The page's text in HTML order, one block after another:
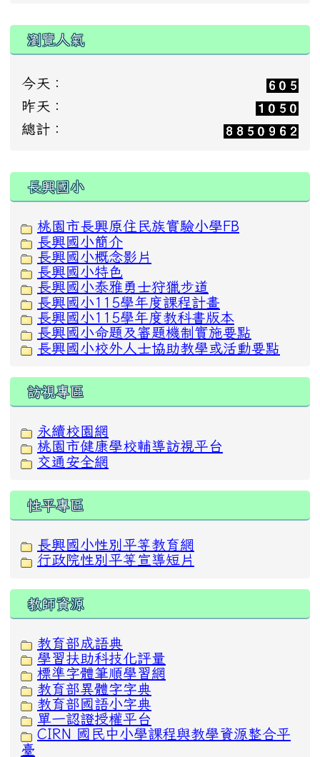
瀏覽人氣
今天：
昨天：
總計：
:::
長興國小
桃園市長興原住民族實驗小學FB
長興國小簡介
長興國小概念影片
長興國小特色
長興國小泰雅勇士狩獵步道
長興國小115學年度課程計畫
長興國小115學年度教科書版本
長興國小命題及審題機制實施要點
長興國小校外人士協助教學或活動要點
訪視專區
永續校園網
桃園市健康學校輔導訪視平台
交通安全網
性平專區
長興國小性別平等教育網
行政院性別平等宣導短片
教師資源
教育部成語典
學習扶助科技化評量
標準字體筆順學習網
教育部異體字字典
教育部國語小字典
單一認證授權平台
CIRN 國民中小學課程與教學資源整合平
臺